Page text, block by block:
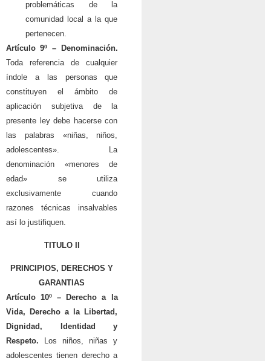
problemáticas de la
comunidad local a la que
pertenecen.
Artículo 9º – Denominación.
Toda referencia de cualquier
índole a las personas que
constituyen el ámbito de
aplicación subjetiva de la
presente ley debe hacerse con
las palabras «niñas, niños,
adolescentes». La
denominación «menores de
edad» se utiliza
exclusivamente cuando
razones técnicas insalvables
así lo justifiquen.
TITULO II
PRINCIPIOS, DERECHOS Y
GARANTIAS
Artículo 10º –
Derecho a la
Vida, Derecho a la Libertad,
Dignidad, Identidad y
Respeto. Los niños, niñas y
adolescentes tienen derecho a